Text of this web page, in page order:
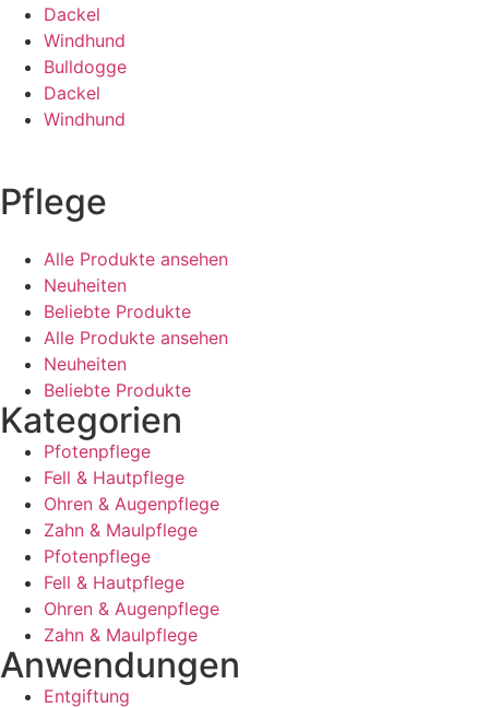
Dackel
Windhund
Bulldogge
Dackel
Windhund
Pflege
Alle Produkte ansehen
Neuheiten
Beliebte Produkte
Alle Produkte ansehen
Neuheiten
Beliebte Produkte
Kategorien
Pfotenpflege
Fell & Hautpflege
Ohren & Augenpflege
Zahn & Maulpflege
Pfotenpflege
Fell & Hautpflege
Ohren & Augenpflege
Zahn & Maulpflege
Anwendungen
Entgiftung